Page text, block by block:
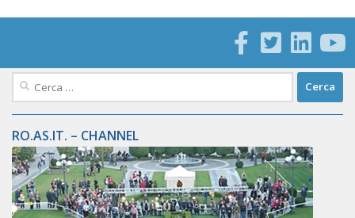
Ricerca
RO.AS.IT. – CHANNEL